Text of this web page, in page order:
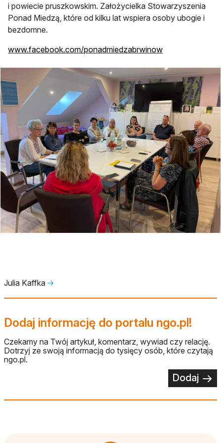
i powiecie pruszkowskim. Założycielka Stowarzyszenia
Ponad Miedzą, które od kilku lat wspiera osoby ubogie i
bezdomne.
www.facebook.com/ponadmiedzabrwinowotwiera się w
Julia Kaffka 🡢
Dodaj informację do portalu ngo.pl!
Czekamy na Twój artykuł, komentarz, wywiad czy relację.
Dotrzyj ze swoją informacją do tysięcy osób, które czytają
ngo.pl.
Dodaj